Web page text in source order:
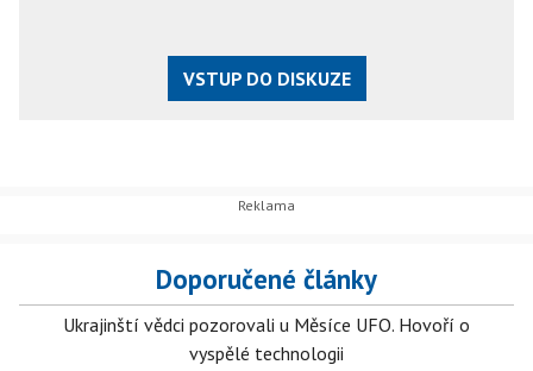
VSTUP DO DISKUZE
Doporučené články
Ukrajinští vědci pozorovali u Měsíce UFO. Hovoří o
vyspělé technologii